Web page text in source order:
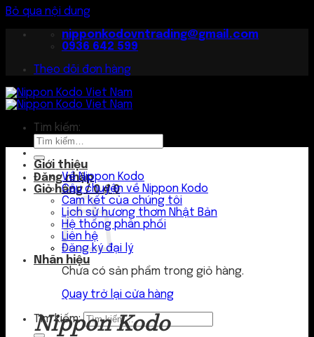
Bỏ qua nội dung
nipponkodovntrading@gmail.com
0936 642 599
Theo dõi đơn hàng
Tìm kiếm:
Đăng nhập
Giỏ hàng /0₫ 0
Chưa có sản phẩm trong giỏ hàng.
Quay trở lại cửa hàng
Tìm kiếm:
Giới thiệu
Về Nippon Kodo
Câu chuyện về Nippon Kodo
Cam kết của chúng tôi
Lịch sử hương thơm Nhật Bản
Hệ thống phân phối
Liên hệ
Đăng ký đại lý
Nhãn hiệu
Nippon Kodo